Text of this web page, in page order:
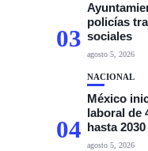
03
policías
sociales
agosto 5, 2026
04
NACIONAL
México
laboral de
hasta 2030
agosto 5, 2026